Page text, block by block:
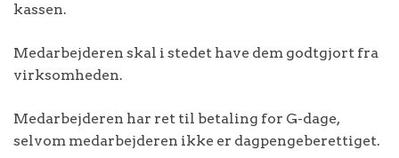
kassen.
Medarbejderen skal i stedet have dem godtgjort fra
virksomheden.
Medarbejderen har ret til betaling for G-dage,
selvom medarbejderen ikke er dagpengeberettiget.